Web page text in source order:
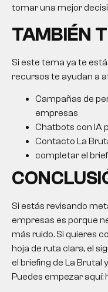
tomar una mejor
TAMBIÉN
Si este tema ya te
recursos te ayudan a
Campañas de
empresas
Chatbots con IA
Contacto La
completar el
Si estás revisando
empresas es porque
más ruido. Si quieres
hoja de ruta clara, el
el briefing de La Brutal
Puedes empezar